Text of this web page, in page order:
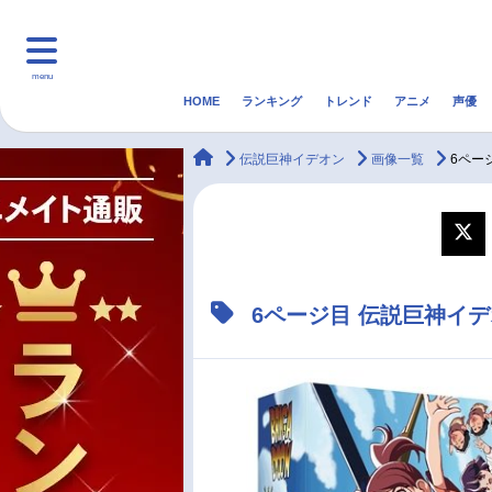
menu
マンガ・ラノベ 音楽
アニメ記事一覧
声優記事一覧
HOME ランキング トレンド アニメ 声優
animateTimes
伝説巨神イデオン 画像一覧 6ペー
6ページ目 伝説巨神イ